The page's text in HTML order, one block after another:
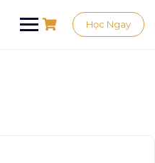
Học Ngay